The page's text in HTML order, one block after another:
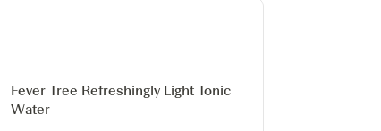
Fever Tree Refreshingly Light Tonic
Water